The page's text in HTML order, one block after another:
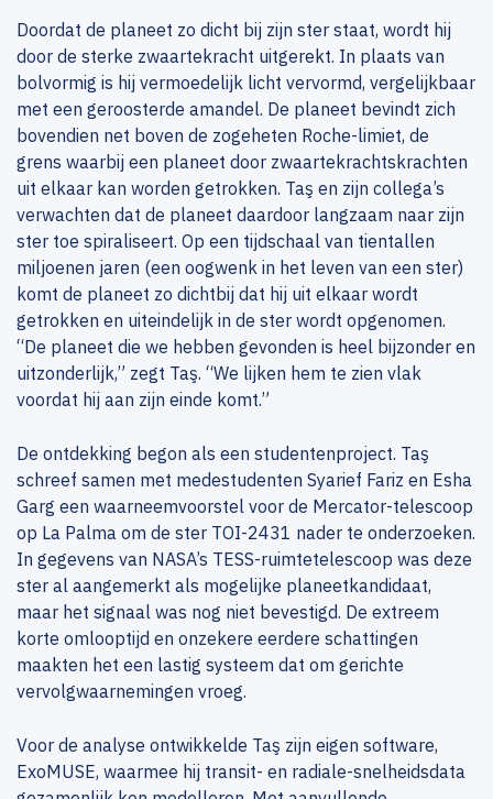
Doordat de planeet zo dicht bij zijn ster staat, wordt hij
door de sterke zwaartekracht uitgerekt. In plaats van
bolvormig is hij vermoedelijk licht vervormd, vergelijkbaar
met een geroosterde amandel. De planeet bevindt zich
bovendien net boven de zogeheten Roche-limiet, de
grens waarbij een planeet door zwaartekrachtskrachten
uit elkaar kan worden getrokken. Taş en zijn collega’s
verwachten dat de planeet daardoor langzaam naar zijn
ster toe spiraliseert. Op een tijdschaal van tientallen
miljoenen jaren (een oogwenk in het leven van een ster)
komt de planeet zo dichtbij dat hij uit elkaar wordt
getrokken en uiteindelijk in de ster wordt opgenomen.
“De planeet die we hebben gevonden is heel bijzonder en
uitzonderlijk,” zegt Taş. “We lijken hem te zien vlak
voordat hij aan zijn einde komt.”
De ontdekking begon als een studentenproject. Taş
schreef samen met medestudenten Syarief Fariz en Esha
Garg een waarneemvoorstel voor de Mercator-telescoop
op La Palma om de ster TOI-2431 nader te onderzoeken.
In gegevens van NASA’s TESS-ruimtetelescoop was deze
ster al aangemerkt als mogelijke planeetkandidaat,
maar het signaal was nog niet bevestigd. De extreem
korte omlooptijd en onzekere eerdere schattingen
maakten het een lastig systeem dat om gerichte
vervolgwaarnemingen vroeg.
Voor de analyse ontwikkelde Taş zijn eigen software,
ExoMUSE, waarmee hij transit- en radiale-snelheidsdata